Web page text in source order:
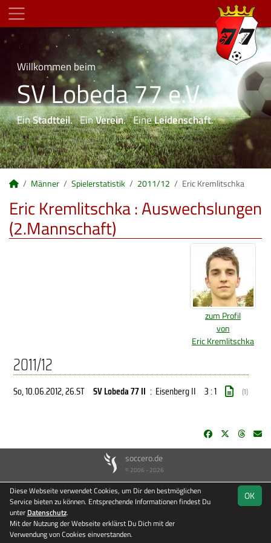
Willkommen beim
SV Lobeda 77 e.V.
EinStadtteil. EinVerein. EineLeidenschaft.
Männer Spielerstatistik 2011/12 Eric Kremlitschka
Eric Kremlitschka : Auswechslungen
(2.Mannschaft)
zum Profil
von
Eric Kremlitschka
2011/12
So, 10.06.2012, 26.ST SV Lobeda 77 II : Eisenberg II 3 : 1 (1)
soccero.de
© 2006 - 2026
Besucherstatistik Kontakt Impressum Datenschutz
OK
Diese Webseite verwendet Cookies, um Dir den bestmöglichen
Service bieten zu können. Entsprechende Informationen findest Du
unter Datenschutz.
Mit der Nutzung der Webseite erklärst Du Dich mit der
Verwendung von Cookies einverstanden.